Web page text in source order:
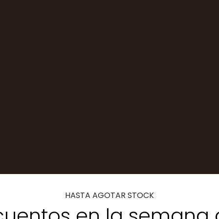
HASTA AGOTAR STOCK